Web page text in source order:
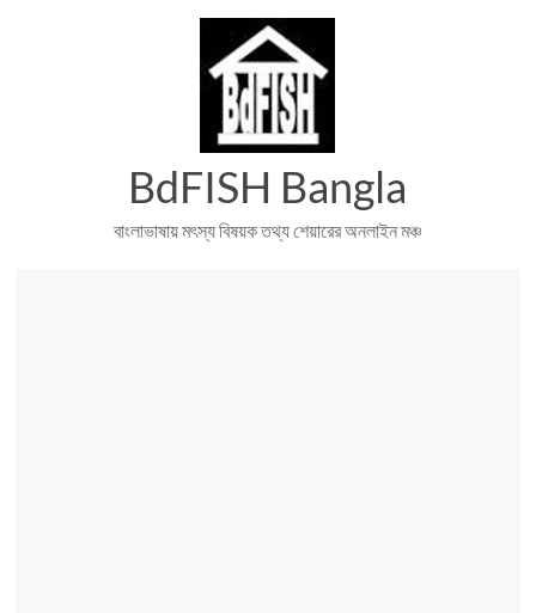
BdFISH Bangla
বাংলাভাষায় মৎস্য বিষয়ক তথ্য শেয়ারের অনলাইন মঞ্চ